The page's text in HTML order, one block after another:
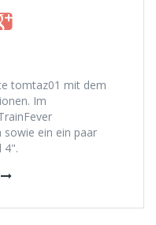
tomtaz01 mit dem
Im
sowie ein ein paar
4".